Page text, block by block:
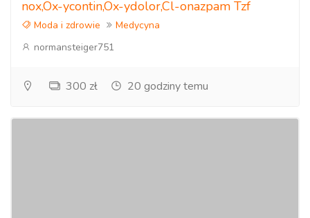
nox,Ox-ycontin,Ox-ydolor,Cl-onazpam Tzf
Moda i zdrowie
Medycyna
normansteiger751
300 zł 20 godziny temu